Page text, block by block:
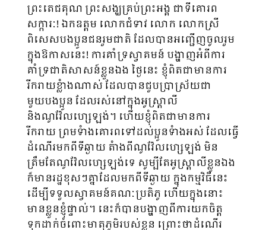
ព្រះតេជគុណ ព្រះសង្ឃគ្រប់ព្រះអង្គ ជាទីគោរព
សក្ការៈ! ឯកឧត្តម លោកជំទាវ លោក លោកស្រី
ពិសេសបងប្អូនជនរួមជាតិ ដែលបានអញ្ជើញចូលរួម
ក្នុងឱកាសនេះ! ​ការគាំទ្រស្វាគមន៍ បង្ហាញអំពីការ
គាំទ្រជាតិសាសន៍ខ្លួនឯង ថ្ងៃនេះ ខ្ញុំពិតជាមានការ
រីករាយខ្លំាងណាស់ ដែលបានជួបប្រាស្រ័យជា
មួយបងប្អូន ដែលរស់នៅក្នុងអូស្ត្រាលី
និងណូវ៉ែលហ្សេឡង់។ ហើយខ្ញុំពិតជាមានការ
រីករាយ ព្រមទំាងគោរពទៅដល់ប្អូនទំាងអស់ ដែលធ្វើ
ដំណើរមកពីទីឆ្ងាយ តំាងពីណូវ៉ែលហ្សេឡង់ មិន
ត្រឹមតែណូវ៉ែលហ្សេឡង់ទេ សូម្បីតែអូស្ត្រាលីខ្លួនឯង
ក៏មានរដ្ឋខុសៗគ្នាដែលមកពីទីឆ្ងាយ ក្នុងកម្មវិធីនេះ
ដើម្បីទទួលស្វាគមន៍គណៈប្រតិភូ ហើយក្នុងនោះ
មានខ្លួនខ្ញុំផ្ទាល់។ នេះក៏បានបង្ហាញពីការយកចិត្ត
ទុកដាក់ចំពោះមាតុភូមិរបស់ខ្លួន ព្រោះថាដំណើរ